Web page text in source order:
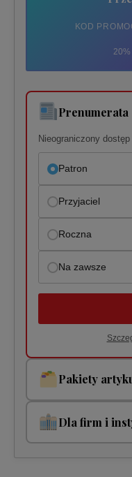
KOD
Prenumerata
Nieograniczony
Patron
Przyjaciel
Roczna
Na zawsze
Pakiety
czytasz!Dla firm i